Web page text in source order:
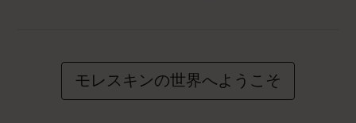
モレスキンの世界へようこそ